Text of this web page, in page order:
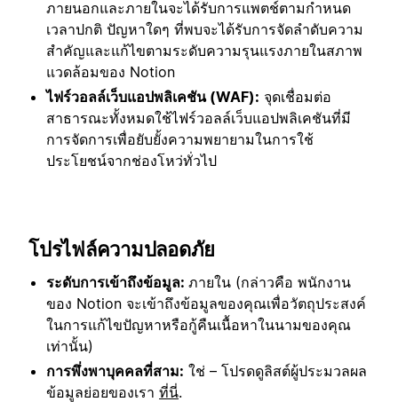
ภายนอกและภายในจะได้รับการแพตช์ตามกำหนด
เวลาปกติ ปัญหาใดๆ ที่พบจะได้รับการจัดลำดับความ
สำคัญและแก้ไขตามระดับความรุนแรงภายในสภาพ
แวดล้อมของ Notion
ไฟร์วอลล์เว็บแอปพลิเคชัน (WAF): จุดเชื่อมต่อ
สาธารณะทั้งหมดใช้ไฟร์วอลล์เว็บแอปพลิเคชันที่มี
การจัดการเพื่อยับยั้งความพยายามในการใช้
ประโยชน์จากช่องโหว่ทั่วไป
โปรไฟล์ความปลอดภัย
ระดับการเข้าถึงข้อมูล: ภายใน (กล่าวคือ พนักงาน
ของ Notion จะเข้าถึงข้อมูลของคุณเพื่อวัตถุประสงค์
ในการแก้ไขปัญหาหรือกู้คืนเนื้อหาในนามของคุณ
เท่านั้น)
การพึ่งพาบุคคลที่สาม: ใช่ – โปรดดูลิสต์ผู้ประมวลผล
ข้อมูลย่อยของเรา ที่นี่.